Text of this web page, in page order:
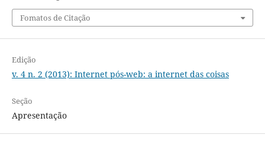
Fomatos de Citação
Edição
v. 4 n. 2 (2013): Internet pós-web: a internet das coisas
Seção
Apresentação